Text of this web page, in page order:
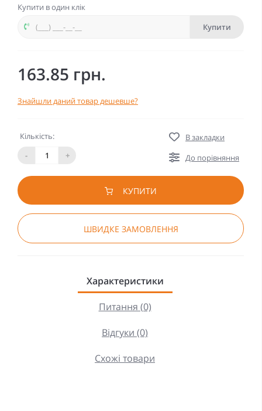
Купити в один клік
Купити
163.85 грн.
Знайшли даний товар дешевше?
Кількість:
-
+
В закладки
До порівняння
КУПИТИ
ШВИДКЕ ЗАМОВЛЕННЯ
Характеристики
Питання (0)
Відгуки (0)
Схожі товари